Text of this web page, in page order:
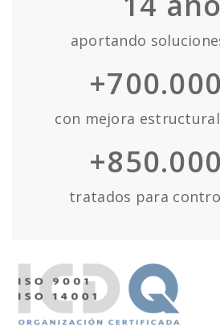
aportando
con mejora
tratados para